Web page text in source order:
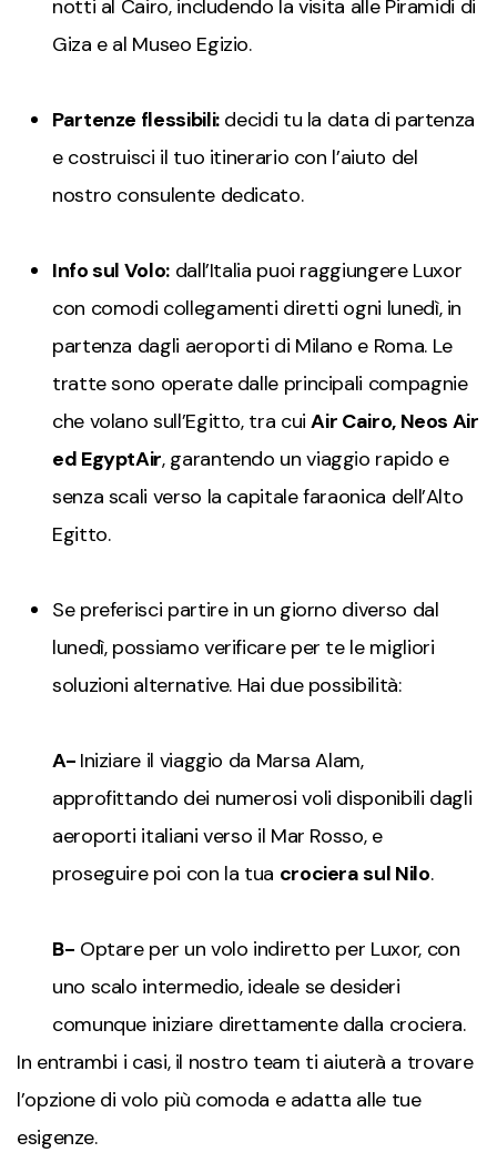
notti al Cairo, includendo la visita alle Piramidi di
Giza e al Museo Egizio.
Partenze flessibili:decidi tu la data di partenza
e costruisci il tuo itinerario con l’aiuto del
nostro consulente dedicato.
Info sul Volo:dall’Italia puoi raggiungere Luxor
con comodi collegamenti diretti ogni lunedì, in
partenza dagli aeroporti di Milano e Roma. Le
tratte sono operate dalle principali compagnie
che volano sull’Egitto, tra cuiAir Cairo, Neos Air
ed EgyptAir, garantendo un viaggio rapido e
senza scali verso la capitale faraonica dell’Alto
Egitto.
Se preferisci partire in un giorno diverso dal
lunedì, possiamo verificare per te le migliori
soluzioni alternative. Hai due possibilità:
A- Iniziare il viaggio da Marsa Alam,
approfittando dei numerosi voli disponibili dagli
aeroporti italiani verso il Mar Rosso, e
proseguire poi con la tua crociera sul Nilo.
B- Optare per un volo indiretto per Luxor, con
uno scalo intermedio, ideale se desideri
comunque iniziare direttamente dalla crociera.
In entrambi i casi, il nostro team ti aiuterà a trovare
l’opzione di volo più comoda e adatta alle tue
esigenze.